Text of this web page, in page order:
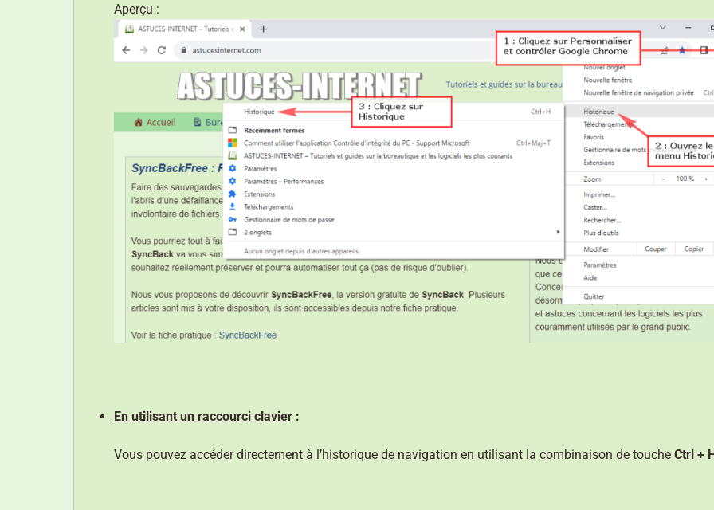
Aperçu :
En utilisant un raccourci clavier :
Vous pouvez accéder directement à l’historique de navigation en utilisant la combinaison de touche Ctrl +